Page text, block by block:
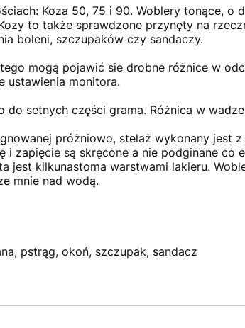
Koza 50, 75 i 90. Woblery tonące, o
to także sprawdzone przynęty na
boleni, szczupaków czy sandaczy.
mogą pojawić sie drobne różnice w
ustawienia monitora.
do setnych części grama. Różnica w
próżniowo, stelaż wykonany jest
zapięcie są skręcone a nie podginane co
jest kilkunastoma warstwami lakieru.
mnie nad wodą.
pstrąg, okoń, szczupak, sandacz